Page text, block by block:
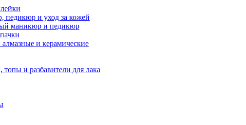
педикюр и уход за кожей
маникюр и педикюр
и керамические
топы и разбавители для лака